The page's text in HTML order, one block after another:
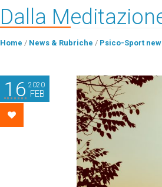
Dalla
Home / News & Rubriche / Psico-Sport
16 2020
FEB